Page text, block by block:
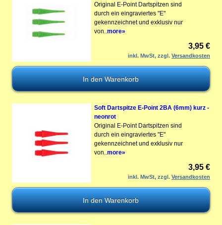
Original E-Point Dartspitzen sind
durch ein eingraviertes "E"
gekennzeichnet und exklusiv nur
von..more»
3,95 €
inkl. MwSt, zzgl.Versandkosten
Soft Dartspitze E-Point 2BA (6mm) kurz -
neonrot
Original E-Point Dartspitzen sind
durch ein eingraviertes "E"
gekennzeichnet und exklusiv nur
von..more»
3,95 €
inkl. MwSt, zzgl.Versandkosten